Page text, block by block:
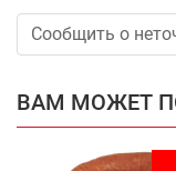
Сообщить о
ВАМ МОЖЕТ